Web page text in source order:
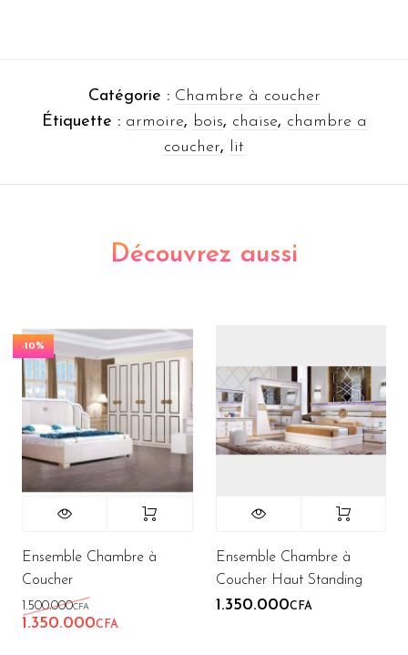
Catégorie : Chambre à coucher
Étiquette : armoire, bois, chaise, chambre a
coucher, lit
Découvrez aussi
-10%
Ensemble Chambre à
Coucher
1.500.000CFA
Le prix initial était : 1.500.000CFA.
1.350.000CFA
Ensemble Chambre à
Coucher Haut Standing
1.350.000CFA